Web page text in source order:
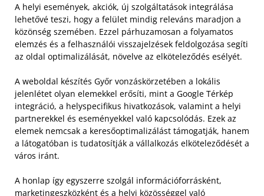
A helyi események, akciók, új szolgáltatások integrálása
lehetővé teszi, hogy a felület mindig releváns maradjon a
közönség szemében. Ezzel párhuzamosan a folyamatos
elemzés és a felhasználói visszajelzések feldolgozása segíti
az oldal optimalizálását, növelve az elköteleződés esélyét.
A weboldal készítés Győr vonzáskörzetében a lokális
jelenlétet olyan elemekkel erősíti, mint a Google Térkép
integráció, a helyspecifikus hivatkozások, valamint a helyi
partnerekkel és eseményekkel való kapcsolódás. Ezek az
elemek nemcsak a keresőoptimalizálást támogatják, hanem
a látogatóban is tudatosítják a vállalkozás elköteleződését a
város iránt.
A honlap így egyszerre szolgál információforrásként,
marketingeszközként és a helyi közösséggel való